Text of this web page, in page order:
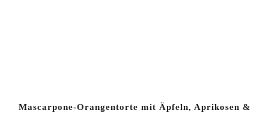
Mascarpone-Orangentorte mit Äpfeln, Aprikosen &